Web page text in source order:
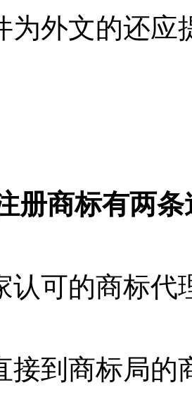
为外文的还
册商标有两条
认可的商标代
接到商标局的